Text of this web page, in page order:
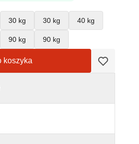
30 kg 30 kg 40 kg
90 kg 90 kg
koszyka